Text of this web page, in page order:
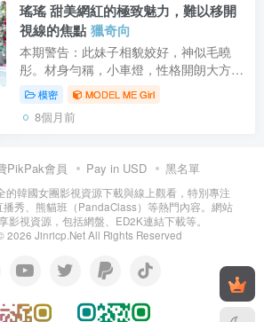
瑤瑤 甜美網紅的極致魅力，難以移開
視線的焦點 獵奇向
本期警告：此妹子相貌姣好，神似毛曉
彤。材身勻稱，小車燈，性格開朗大方，
也非常肯漏。但唯一缺點：滿屁股的紅疙
瘩痘痘，會讓人看了不適，不建議觀看，
除非您有獵奇向還能擼。一旦購買觀看後
模密 MODEL ME Girl
8個月前
PikPak會員 Pay in USD 黑名單
的韓國女團影視資源下載與線上觀看，特別專注
秀、熊貓班（PandaClass）等熱門內容。網站
影視資源，包括網盤、ED2K連結下載等。
2026 Jinricp.Net All Rights Reserved